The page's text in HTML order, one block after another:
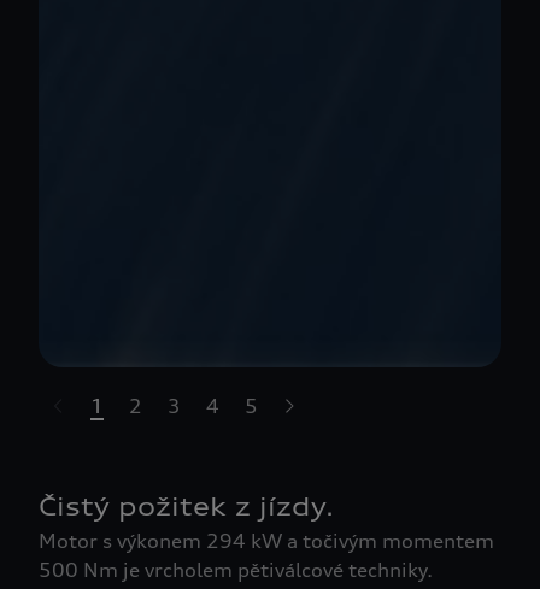
highlights.skipLinkText__
1 2 3 4 5
Čistý požitek z jízdy.
Motor s výkonem 294 kW a točivým momentem
500 Nm je vrcholem pětiválcové techniky.